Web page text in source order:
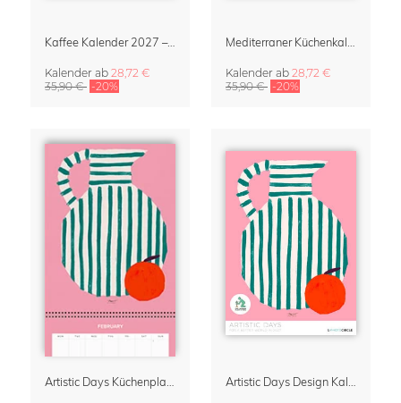
Kaffee Kalender 2027 – Café & Couleurs von Matías Larraín
Kalender ab 28,72 €
35,90 € -20%
Kalender ab 28,72 €
35,90 € -20%